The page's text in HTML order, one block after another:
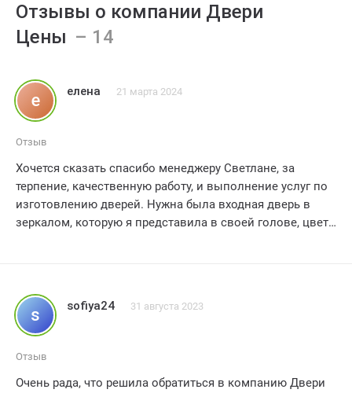
Отзывы о компании Двери
Цены
е елена 21 марта 2024
Отзыв
Хочется сказать спасибо менеджеру Светлане, за
терпение, качественную работу, и выполнение услуг по
изготовлению дверей. Нужна была входная дверь в
зеркалом, которую я представила в своей голове, цвет
компании и нашла, то что хотела, я осталась очень
довольна, приехал замерщик Юрий, и все подробно
рассказал и показал, заключили договор, дверь ждала
s sofiya24 31 августа 2023
Отзыв
Очень рада, что решила обратиться в компанию Двери